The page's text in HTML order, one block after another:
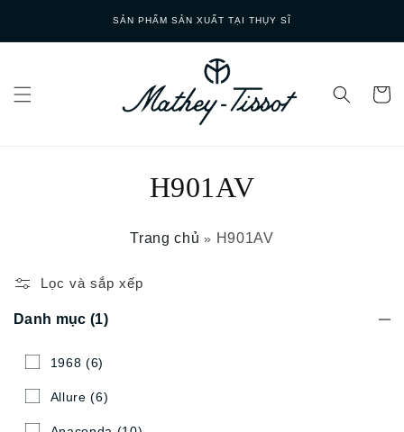
SẢN PHẨM SẢN XUẤT TẠI THỤY SĨ
H901AV
Trang chủ » H901AV
Lọc và sắp xếp
Danh mục (1)
1968 (6)
Allure (6)